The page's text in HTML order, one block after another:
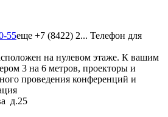
55еще +7 (8422) 2... Телефон для
на нулевом этаже. К вашим
3 на 6 метров, проекторы и
проведения конференций и
д.25